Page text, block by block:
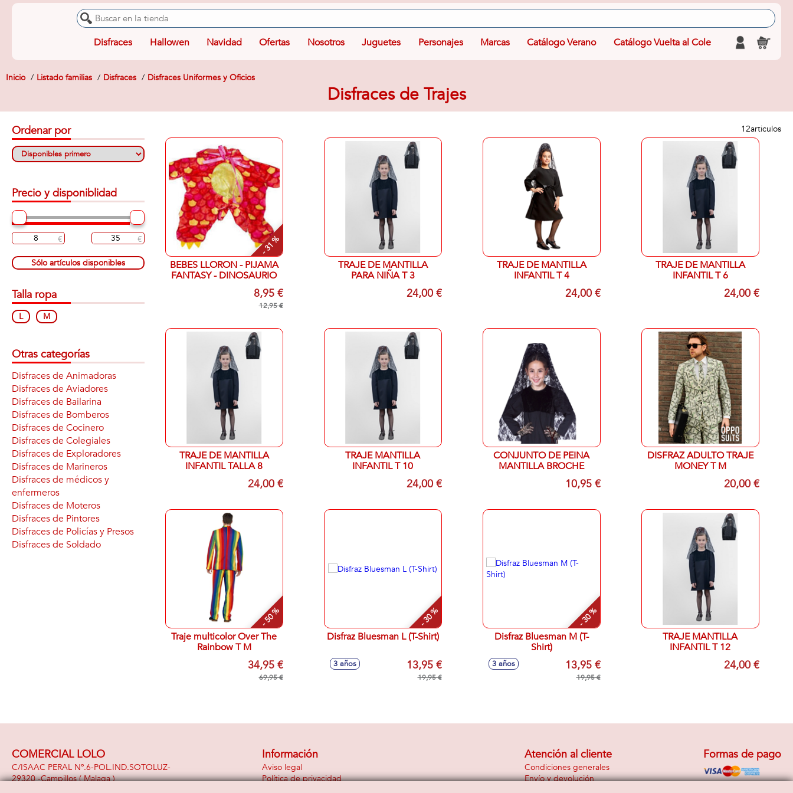
Disfraces Hallowen Navidad Ofertas Nosotros Juguetes Personajes Marcas Catálogo Verano Catálogo Vuelta al Cole
Inicio Listado familias Disfraces Disfraces Uniformes y Oficios
Disfraces de Trajes
12articulos
- 31 %
BEBES LLORON - PIJAMA
FANTASY - DINOSAURIO
8,95 €
12,95 €
TRAJE DE MANTILLA
PARA NIÑA T 3
24,00 €
TRAJE DE MANTILLA
INFANTIL T 4
24,00 €
TRAJE DE MANTILLA
INFANTIL T 6
24,00 €
TRAJE DE MANTILLA
INFANTIL TALLA 8
24,00 €
TRAJE MANTILLA
INFANTIL T 10
24,00 €
CONJUNTO DE PEINA
MANTILLA BROCHE
10,95 €
DISFRAZ ADULTO TRAJE
MONEY T M
20,00 €
- 50 %
Traje multicolor Over The
Rainbow T M
34,95 €
69,95 €
- 30 %
Disfraz Bluesman L (T-Shirt)
3 años 13,95 €
19,95 €
- 30 %
Disfraz Bluesman M (T-
Shirt)
3 años 13,95 €
19,95 €
TRAJE MANTILLA
INFANTIL T 12
24,00 €
Ordenar por
Precio y disponiblidad
Sólo artículos disponibles
Talla ropa
L M
Otras categorías
Disfraces de Animadoras
Disfraces de Aviadores
Disfraces de Bailarina
Disfraces de Bomberos
Disfraces de Cocinero
Disfraces de Colegiales
Disfraces de Exploradores
Disfraces de Marineros
Disfraces de médicos y
enfermeros
Disfraces de Moteros
Disfraces de Pintores
Disfraces de Policías y Presos
Disfraces de Soldado
COMERCIAL LOLO
C/ISAAC PERAL Nº.6-POL.IND.SOTOLUZ-
29320 -Campillos( Malaga )
Información
Aviso legal
Política de privacidad
Atención al cliente
Condiciones generales
Envío y devolución
Formas de pago